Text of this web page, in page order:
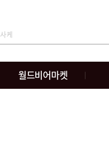
월드비어마켓